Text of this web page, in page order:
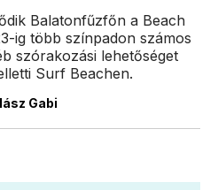
Balatonfűzfőn a Beach
ig több színpadon számos
szórakozási lehetőséget
Surf Beachen.
Gabi